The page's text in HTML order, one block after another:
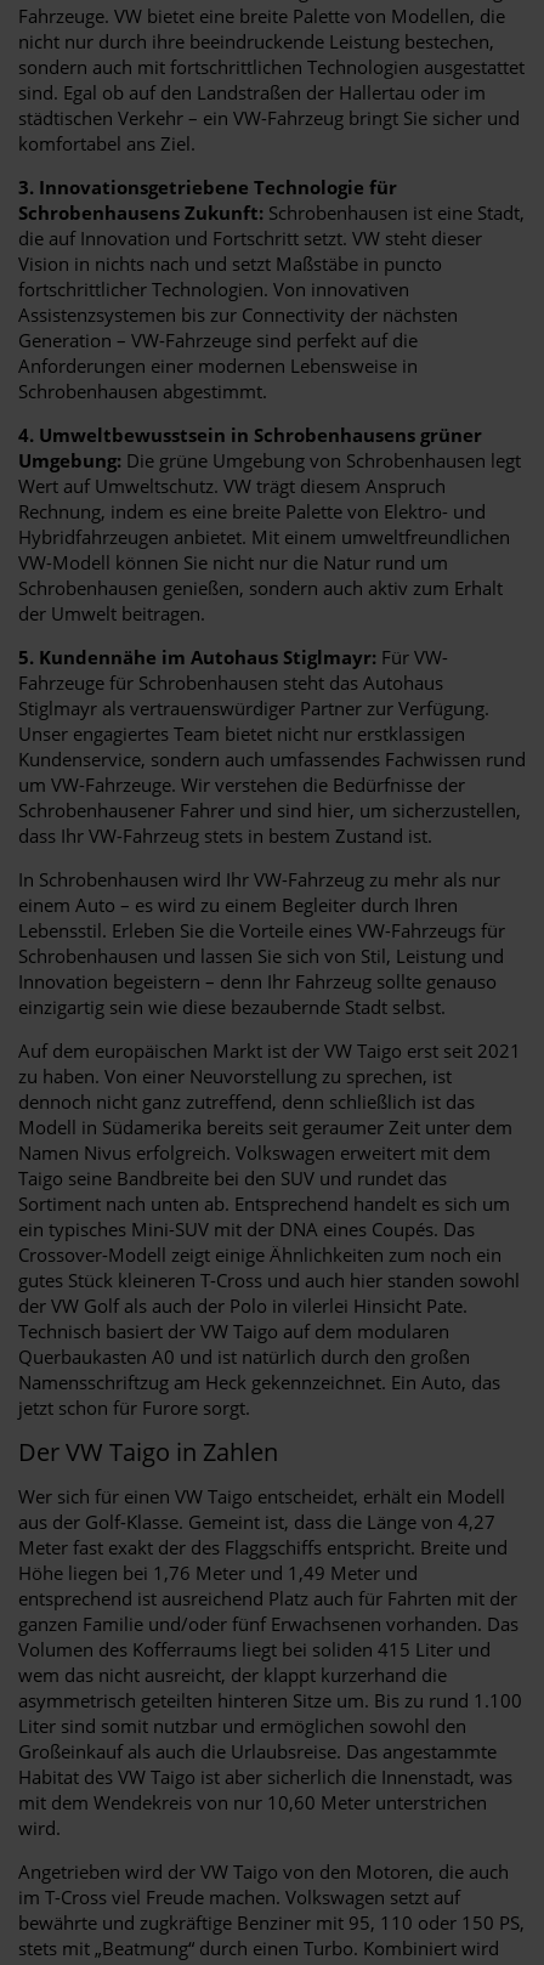
Fahrzeuge. VW bietet eine breite Palette von Modellen, die
nicht nur durch ihre beeindruckende Leistung bestechen,
sondern auch mit fortschrittlichen Technologien ausgestattet
sind. Egal ob auf den Landstraßen der Hallertau oder im
städtischen Verkehr – ein VW-Fahrzeug bringt Sie sicher und
komfortabel ans Ziel.
3. Innovationsgetriebene Technologie für
Schrobenhausens Zukunft: Schrobenhausen ist eine Stadt,
die auf Innovation und Fortschritt setzt. VW steht dieser
Vision in nichts nach und setzt Maßstäbe in puncto
fortschrittlicher Technologien. Von innovativen
Assistenzsystemen bis zur Connectivity der nächsten
Generation – VW-Fahrzeuge sind perfekt auf die
Anforderungen einer modernen Lebensweise in
Schrobenhausen abgestimmt.
4. Umweltbewusstsein in Schrobenhausens grüner
Umgebung: Die grüne Umgebung von Schrobenhausen legt
Wert auf Umweltschutz. VW trägt diesem Anspruch
Rechnung, indem es eine breite Palette von Elektro- und
Hybridfahrzeugen anbietet. Mit einem umweltfreundlichen
VW-Modell können Sie nicht nur die Natur rund um
Schrobenhausen genießen, sondern auch aktiv zum Erhalt
der Umwelt beitragen.
5. Kundennähe im Autohaus Stiglmayr: Für VW-
Fahrzeuge für Schrobenhausen steht das Autohaus
Stiglmayr als vertrauenswürdiger Partner zur Verfügung.
Unser engagiertes Team bietet nicht nur erstklassigen
Kundenservice, sondern auch umfassendes Fachwissen rund
um VW-Fahrzeuge. Wir verstehen die Bedürfnisse der
Schrobenhausener Fahrer und sind hier, um sicherzustellen,
dass Ihr VW-Fahrzeug stets in bestem Zustand ist.
In Schrobenhausen wird Ihr VW-Fahrzeug zu mehr als nur
einem Auto – es wird zu einem Begleiter durch Ihren
Lebensstil. Erleben Sie die Vorteile eines VW-Fahrzeugs für
Schrobenhausen und lassen Sie sich von Stil, Leistung und
Innovation begeistern – denn Ihr Fahrzeug sollte genauso
einzigartig sein wie diese bezaubernde Stadt selbst.
Auf dem europäischen Markt ist der VW Taigo erst seit 2021
zu haben. Von einer Neuvorstellung zu sprechen, ist
dennoch nicht ganz zutreffend, denn schließlich ist das
Modell in Südamerika bereits seit geraumer Zeit unter dem
Namen Nivus erfolgreich. Volkswagen erweitert mit dem
Taigo seine Bandbreite bei den SUV und rundet das
Sortiment nach unten ab. Entsprechend handelt es sich um
ein typisches Mini-SUV mit der DNA eines Coupés. Das
Crossover-Modell zeigt einige Ähnlichkeiten zum noch ein
gutes Stück kleineren T-Cross und auch hier standen sowohl
der VW Golf als auch der Polo in vilerlei Hinsicht Pate.
Technisch basiert der VW Taigo auf dem modularen
Querbaukasten A0 und ist natürlich durch den großen
Namensschriftzug am Heck gekennzeichnet. Ein Auto, das
jetzt schon für Furore sorgt.
Der VW Taigo in Zahlen
Wer sich für einen VW Taigo entscheidet, erhält ein Modell
aus der Golf-Klasse. Gemeint ist, dass die Länge von 4,27
Meter fast exakt der des Flaggschiffs entspricht. Breite und
Höhe liegen bei 1,76 Meter und 1,49 Meter und
entsprechend ist ausreichend Platz auch für Fahrten mit der
ganzen Familie und/oder fünf Erwachsenen vorhanden. Das
Volumen des Kofferraums liegt bei soliden 415 Liter und
wem das nicht ausreicht, der klappt kurzerhand die
asymmetrisch geteilten hinteren Sitze um. Bis zu rund 1.100
Liter sind somit nutzbar und ermöglichen sowohl den
Großeinkauf als auch die Urlaubsreise. Das angestammte
Habitat des VW Taigo ist aber sicherlich die Innenstadt, was
mit dem Wendekreis von nur 10,60 Meter unterstrichen
wird.
Angetrieben wird der VW Taigo von den Motoren, die auch
im T-Cross viel Freude machen. Volkswagen setzt auf
bewährte und zugkräftige Benziner mit 95, 110 oder 150 PS,
stets mit „Beatmung“ durch einen Turbo. Kombiniert wird